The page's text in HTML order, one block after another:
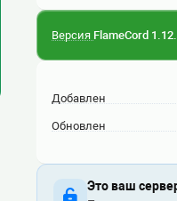
Версия FlameCord
Добавлен
Обновлен
Это ваш